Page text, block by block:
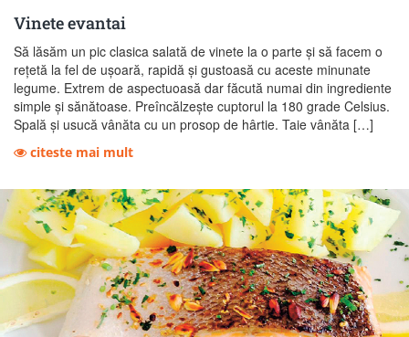
Vinete evantai
Să lăsăm un pic clasica salată de vinete la o parte și să facem o
rețetă la fel de ușoară, rapidă și gustoasă cu aceste minunate
legume. Extrem de aspectuoasă dar făcută numai din ingrediente
simple și sănătoase. Preîncălzește cuptorul la 180 grade Celsius.
Spală și usucă vânăta cu un prosop de hârtie. Taie vânăta […]
citeste mai mult